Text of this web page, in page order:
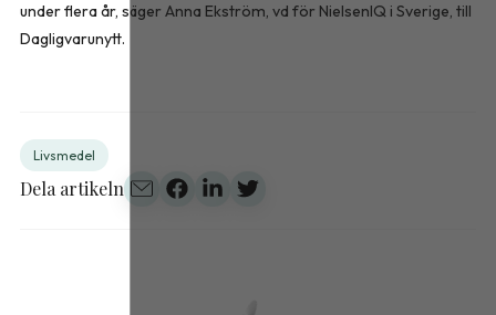
under flera år, säger Anna Ekström, vd för NielsenIQ i Sverige, till
Dagligvarunytt.
Livsmedel
Dela artikeln